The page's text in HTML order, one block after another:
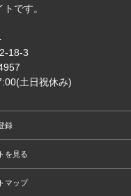
です。
18-3
土日祝休み)
録
を見る
マップ